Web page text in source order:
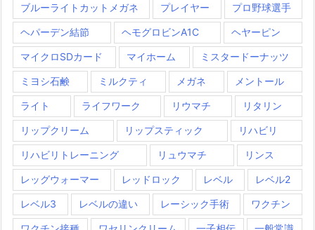
ブルーライトカットメガネ プレイヤー プロ野球選手
ヘパーデン結節 ヘモグロビンA1C ヘヤーピン
マイクロSDカード マイホーム ミスタードーナッツ
ミヨシ石鹸 ミルクティ メガネ メントール
ライト ライフワーク リウマチ リタリン
リップクリーム リップスティック リハビリ
リハビリトレーニング リュウマチ リンス
レッグウォーマー レッドロック レベル レベル2
レベル3 レベルの違い レーシック手術 ワクチン